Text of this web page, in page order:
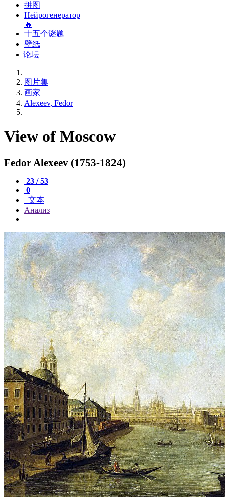
拼图
Нейрогенератор
🔥
十五个谜题
壁纸
论坛
图片集
画家
Alexeev, Fedor
View of Moscow
Fedor Alexeev (1753-1824)
23 / 53
0
文本
Анализ